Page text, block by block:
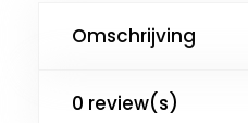
Omschrijving
0 review(s)